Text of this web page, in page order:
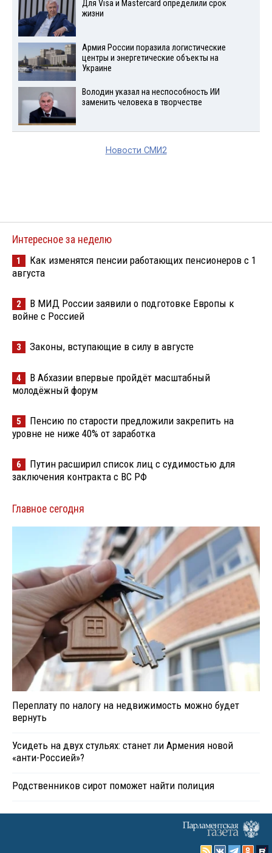
Для Visа и Mastercard определили срок
жизни
Армия России поразила логистические
центры и энергетические объекты на
Украине
Володин указал на неспособность ИИ
заменить человека в творчестве
Новости СМИ2
Интересное за неделю
1
Как изменятся пенсии работающих пенсионеров с 1
августа
2
В МИД России заявили о подготовке Европы к
войне с Россией
3 Законы, вступающие в силу в августе
4
В Абхазии впервые пройдёт масштабный
молодёжный форум
5
Пенсию по старости предложили закрепить на
уровне не ниже 40% от заработка
6
Путин расширил список лиц с судимостью для
заключения контракта с ВС РФ
Главное сегодня
Переплату по налогу на недвижимость можно будет
вернуть
Усидеть на двух стульях: станет ли Армения новой
«анти-Россией»?
Родственников сирот поможет найти полиция